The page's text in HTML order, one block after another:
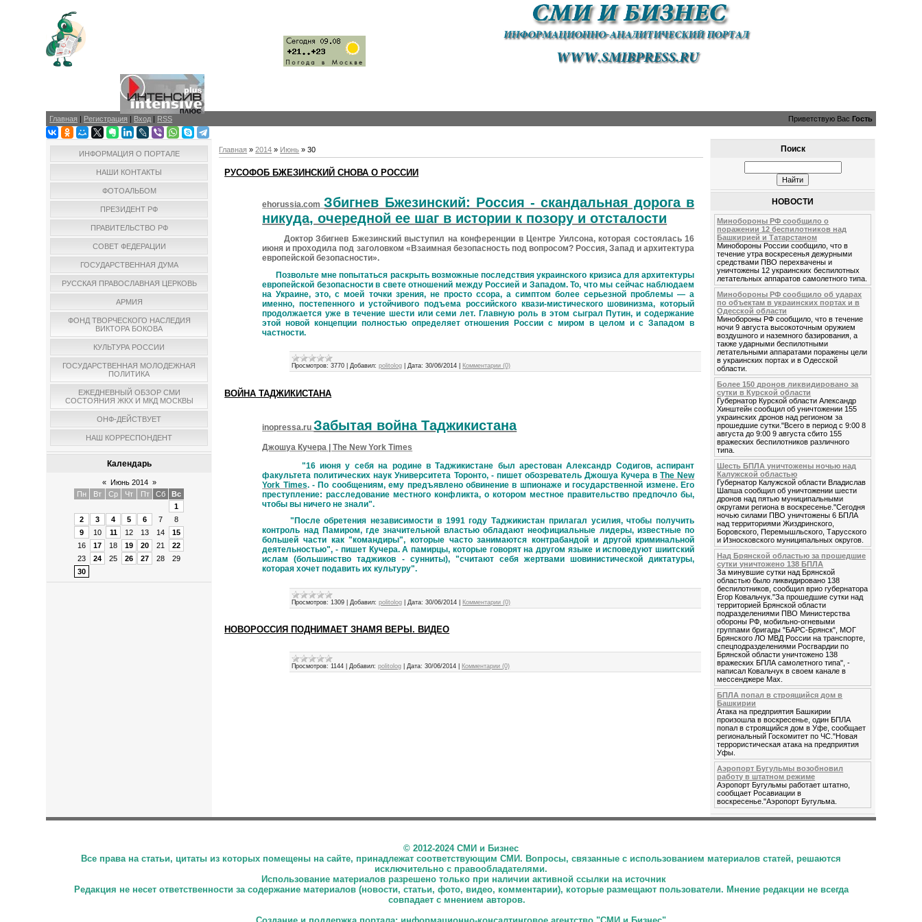
Главная | Регистрация | Вход | RSS Приветствую Вас Гость
ИНФОРМАЦИЯ О ПОРТАЛЕ
НАШИ КОНТАКТЫ
ФОТОАЛЬБОМ
ПРЕЗИДЕНТ РФ
ПРАВИТЕЛЬСТВО РФ
СОВЕТ ФЕДЕРАЦИИ
ГОСУДАРСТВЕННАЯ ДУМА
РУССКАЯ ПРАВОСЛАВНАЯ ЦЕРКОВЬ
АРМИЯ
ФОНД ТВОРЧЕСКОГО НАСЛЕДИЯ
ВИКТОРА БОКОВА
КУЛЬТУРА РОССИИ
ГОСУДАРСТВЕННАЯ МОЛОДЕЖНАЯ
ПОЛИТИКА
ЕЖЕДНЕВНЫЙ ОБЗОР СМИ
СОСТОЯНИЯ ЖКХ И МКД МОСКВЫ
ОНФ-ДЕЙСТВУЕТ
НАШ КОРРЕСПОНДЕНТ
Календарь
« Июнь 2014 »
Пн
Вт Ср Чт Пт Сб
Вс
1
2
3 4 5 6 7
8
9
10 11 12 13 14
15
16
17 18 19 20 21
22
23
24 25 26 27 28
29
30
Главная »2014 » Июнь » 30
РУСОФОБ БЖЕЗИНСКИЙ СНОВА О РОССИИ
ehorussia.com Збигнев Бжезинский: Россия - скандальная дорога в
никуда, очередной ее шаг в истории к позору и отсталости
Доктор Збигнев Бжезинский выступил на конференции в Центре Уилсона, которая состоялась 16
июня и проходила под заголовком «Взаимная безопасность под вопросом? Россия, Запад и архитектура
европейской безопасности».
Позвольте мне попытаться раскрыть возможные последствия украинского кризиса для архитектуры
европейской безопасности в свете отношений между Россией и Западом. То, что мы сейчас наблюдаем
на Украине, это, с моей точки зрения, не просто ссора, а симптом более серьезной проблемы — а
именно, постепенного и устойчивого подъема российского квази-мистического шовинизма, который
продолжается уже в течение шести или семи лет. Главную роль в этом сыграл Путин, и содержание
этой новой концепции полностью определяет отношения России с миром в целом и с Западом в
частности.
Просмотров: 3770 |Добавил: politolog |Дата: 30/06/2014 Комментарии (0)
ВОЙНА ТАДЖИКИСТАНА
inopressa.ruЗабытая война Таджикистана
Джошуа Кучера | The New York Times
"16 июня у себя на родине в Таджикистане был арестован Александр Содигов, аспирант
факультета политических наук Университета Торонто, - пишет обозреватель Джошуа Кучера вThe New
York Times. - По сообщениям, ему предъявлено обвинение в шпионаже и государственной измене. Его
преступление: расследование местного конфликта, о котором местное правительство предпочло бы,
чтобы вы ничего не знали".
"После обретения независимости в 1991 году Таджикистан прилагал усилия, чтобы получить
контроль над Памиром, где значительной властью обладают неофициальные лидеры, известные по
большей части как "командиры", которые часто занимаются контрабандой и другой криминальной
деятельностью", - пишет Кучера. А памирцы, которые говорят на другом языке и исповедуют шиитский
ислам (большинство таджиков - сунниты), "считают себя жертвами шовинистической диктатуры,
которая хочет подавить их культуру".
Просмотров: 1309 Добавил: politolog Дата: 30/06/2014 Комментарии (0)
НОВОРОССИЯ ПОДНИМАЕТ ЗНАМЯ ВЕРЫ. ВИДЕО
Просмотров: 1144 Добавил: politolog Дата: 30/06/2014 Комментарии (0)
Поиск
НОВОСТИ
Минобороны РФ сообщило о
поражении 12 беспилотников над
Башкирией и Татарстаном
Минобороны России сообщило, что в
течение утра воскресенья дежурными
средствами ПВО перехвачены и
уничтожены 12 украинских беспилотных
летательных аппаратов самолетного типа.
Минобороны РФ сообщило об ударах
по объектам в украинских портах и в
Одесской области
Минобороны РФ сообщило, что в течение
ночи 9 августа высокоточным оружием
воздушного и наземного базирования, а
также ударными беспилотными
летательными аппаратами поражены цели
в украинских портах и в Одесской
области.
Более 150 дронов ликвидировано за
сутки в Курской области
Губернатор Курской области Александр
Хинштейн сообщил об уничтожении 155
украинских дронов над регионом за
прошедшие сутки."Всего в период с 9:00 8
августа до 9:00 9 августа сбито 155
вражеских беспилотников различного
типа.
Шесть БПЛА уничтожены ночью над
Калужской областью
Губернатор Калужской области Владислав
Шапша сообщил об уничтожении шести
дронов над пятью муниципальными
округами региона в воскресенье."Сегодня
ночью силами ПВО уничтожены 6 БПЛА
над территориями Жиздринского,
Боровского, Перемышльского, Тарусского
и Износковского муниципальных округов.
Над Брянской областью за прошедшие
сутки уничтожено 138 БПЛА
За минувшие сутки над Брянской
областью было ликвидировано 138
беспилотников, сообщил врио губернатора
Егор Ковальчук."За прошедшие сутки над
территорией Брянской области
подразделениями ПВО Министерства
обороны РФ, мобильно-огневыми
группами бригады "БАРС-Брянск", МОГ
Брянского ЛО МВД России на транспорте,
спецподразделениями Росгвардии по
Брянской области уничтожено 138
вражеских БПЛА самолетного типа", -
написал Ковальчук в своем канале в
мессенджере Max.
БПЛА попал в строящийся дом в
Башкирии
Атака на предприятия Башкирии
произошла в воскресенье, один БПЛА
попал в строящийся дом в Уфе, сообщает
региональный Госкомитет по ЧС."Новая
террористическая атака на предприятия
Уфы.
Аэропорт Бугульмы возобновил
работу в штатном режиме
Аэропорт Бугульмы работает штатно,
сообщает Росавиации в
воскресенье."Аэропорт Бугульма.
© 2012-2024 СМИ и Бизнес
Все права на статьи, цитаты из которых помещены на сайте, принадлежат соответствующим СМИ. Вопросы, связанные с использованием материалов статей, решаются
исключительно с правообладателями.
Использование материалов разрешено только при наличии активной ссылки на источник
Редакция не несет ответственности за содержание материалов (новости, статьи, фото, видео, комментарии), которые размещают пользователи. Мнение редакции не всегда
совпадает с мнением авторов.